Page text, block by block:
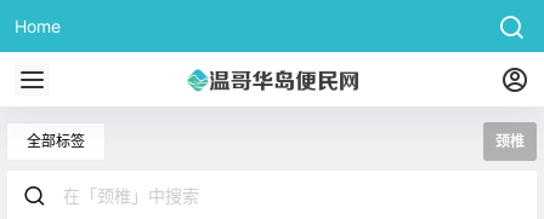
Home
全部标签 颈椎